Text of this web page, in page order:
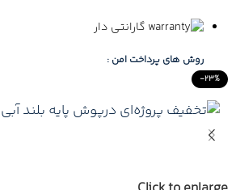
-23%
گارانتی دار
روش های پرداخت امن :